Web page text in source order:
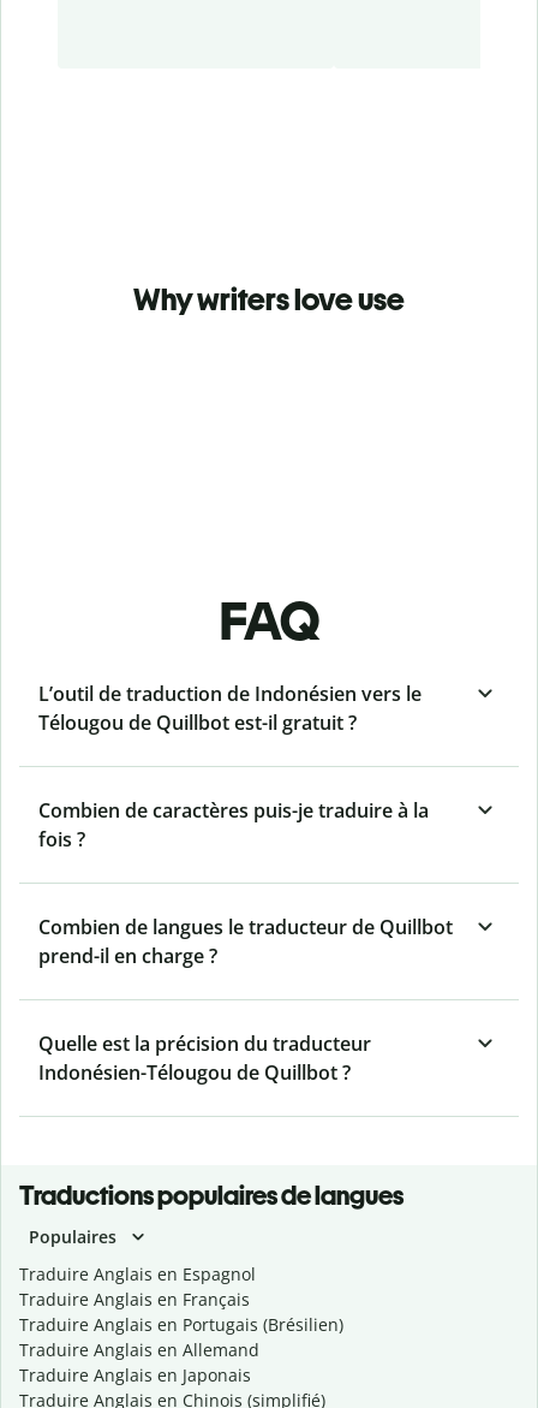
Why writers love use
FAQ
L’outil de traduction de Indonésien vers le
Télougou de Quillbot est-il gratuit ?
Combien de caractères puis-je traduire à la
fois ?
Combien de langues le traducteur de Quillbot
prend-il en charge ?
Quelle est la précision du traducteur
Indonésien-Télougou de Quillbot ?
Traductions populaires de langues
Populaires
Traduire Anglais en Espagnol
Traduire Anglais en Français
Traduire Anglais en Portugais (Brésilien)
Traduire Anglais en Allemand
Traduire Anglais en Japonais
Traduire Anglais en Chinois (simplifié)